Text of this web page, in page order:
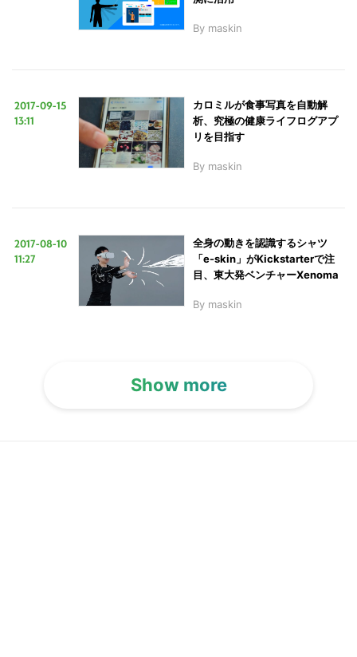
By maskin
2017-09-15
13:11
カロミルが食事写真を自動解
析、究極の健康ライフログアプ
リを目指す
By maskin
2017-08-10
11:27
全身の動きを認識するシャツ
「e-skin」がKickstarterで注
目、東大発ベンチャーXenoma
By maskin
Show more